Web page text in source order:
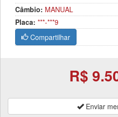
Câmbio: MANUAL
Placa: ***-***9
Compartilhar
R$
Enviar